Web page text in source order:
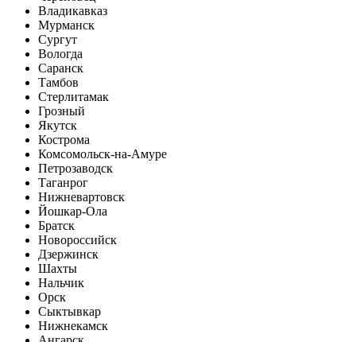
Владикавказ
Мурманск
Сургут
Вологда
Саранск
Тамбов
Стерлитамак
Грозный
Якутск
Кострома
Комсомольск-на-Амуре
Петрозаводск
Таганрог
Нижневартовск
Йошкар-Ола
Братск
Новороссийск
Дзержинск
Шахты
Нальчик
Орск
Сыктывкар
Нижнекамск